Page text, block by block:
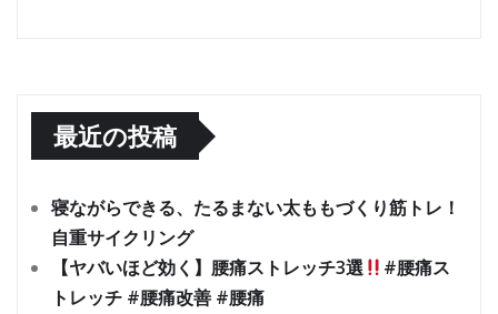
最近の投稿
寝ながらできる、たるまない太ももづくり筋トレ！
自重サイクリング
【ヤバいほど効く】腰痛ストレッチ3選
#腰痛ス
トレッチ #腰痛改善 #腰痛